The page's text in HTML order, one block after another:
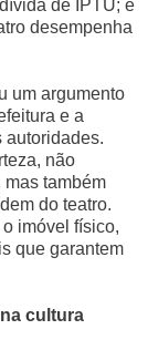
de IPTU; é
desempenha
um argumento
e a
autoridades.
não
também
do teatro.
imóvel físico,
que garantem
cultura